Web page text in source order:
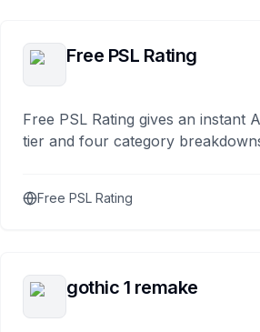
Free PSL Rating
Free PSL Rating gives an instant
tier and four category
Free PSL Rating
gothic 1 remake